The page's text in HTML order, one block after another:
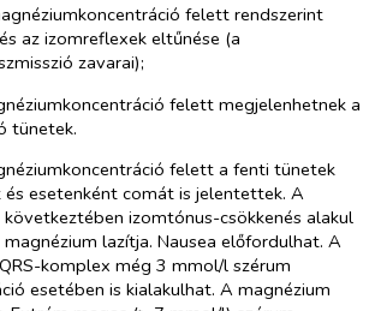
felett rendszerint
az izomreflexek eltűnése (a
zavarai);
felett megjelenhetnek a
tünetek.
felett a fenti tünetek
esetenként comát is jelentettek. A
izomtónus-csökkenés alakul
lazítja. Nausea előfordulhat. A
komplex még 3 mmol/l szérum
esetében is kialakulhat. A magnézium